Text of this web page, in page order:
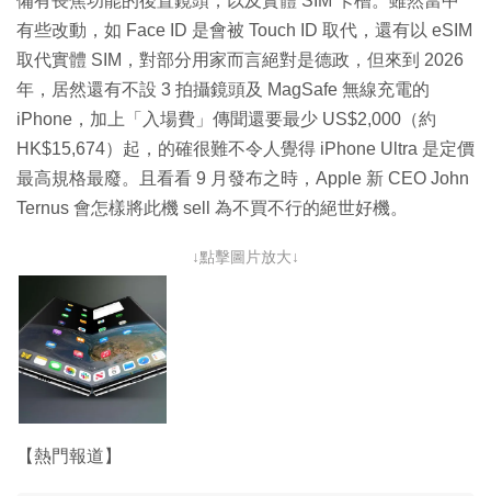
有些改動，如 Face ID 是會被 Touch ID 取代，還有以 eSIM
取代實體 SIM，對部分用家而言絕對是德政，但來到 2026
年，居然還有不設 3 拍攝鏡頭及 MagSafe 無線充電的
iPhone，加上「入場費」傳聞還要最少 US$2,000（約
HK$15,674）起，的確很難不令人覺得 iPhone Ultra 是定價
最高規格最廢。且看看 9 月發布之時，Apple 新 CEO John
Ternus 會怎樣將此機 sell 為不買不行的絕世好機。
↓點擊圖片放大↓
【熱門報道】